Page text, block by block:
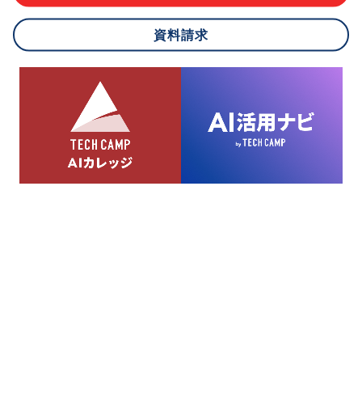
応ができない場合があります。
8.cookieにより取得・分析した情報とその利用について
当社は第三者が運営するデータ・マネジメント・プラットフォ
ームからcookieにより収集されたウェブの閲覧機歴及びその分
析結果を取得し、これをお客様の個人データと結びつけた上
で、広告配信等の目的で利用いたします。
資料請求